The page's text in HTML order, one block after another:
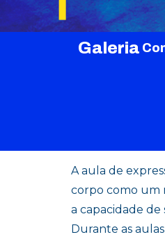
Galeria
A aula de
corpo como um
a capacidade de
Durante as